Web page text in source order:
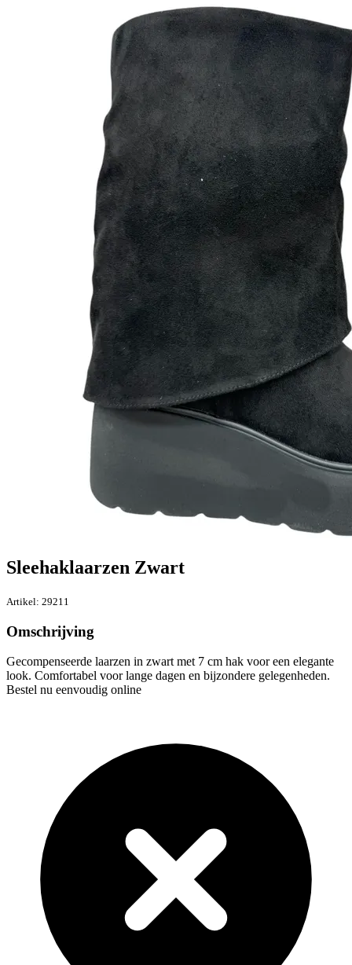
Sleehaklaarzen Zwart
Artikel: 29211
Omschrijving
Gecompenseerde laarzen in zwart met 7 cm hak voor een elegante
look. Comfortabel voor lange dagen en bijzondere gelegenheden.
Bestel nu eenvoudig online